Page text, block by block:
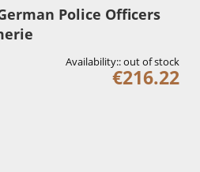
Police Officers
Availability::out of stock
€216.22